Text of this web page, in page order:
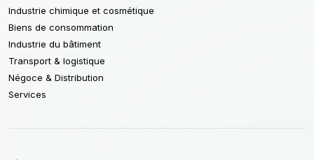
Industrie chimique et cosmétique
Biens de consommation
Industrie du bâtiment
Transport & logistique
Négoce & Distribution
Services